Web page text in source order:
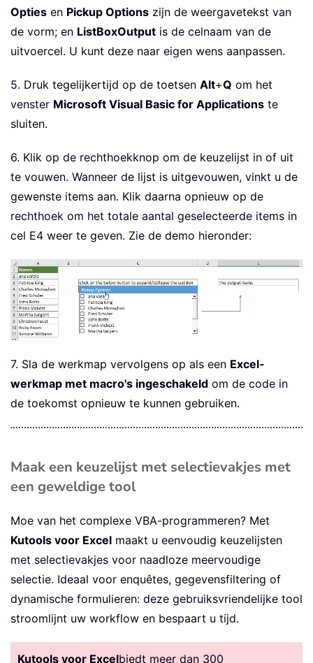
Next
Next I
End If
    xLstBox
. Visible =
False
    xSelShp
.TextFrame2.TextRange.
        xSelLst
= xLstBox.List (I ) &
End
If
Next I
If xSelLst <> "" Then
        Range
("ListBoxOutput"
        Range
("ListBoxOutput") = ""
End If
End
If
End
Sub
Opties en Pickup Options zijn de weergavetekst van
de vorm; en ListBoxOutput is de celnaam van de
uitvoercel. U kunt deze naar eigen wens aanpassen.
5. Druk tegelijkertijd op de toetsen Alt+Q om het
venster Microsoft Visual Basic for Applications te
sluiten.
6. Klik op de rechthoekknop om de keuzelijst in of uit
te vouwen. Wanneer de lijst is uitgevouwen, vinkt u de
gewenste items aan. Klik daarna opnieuw op de
rechthoek om het totale aantal geselecteerde items in
cel E4 weer te geven. Zie de demo hieronder:
7. Sla de werkmap vervolgens op als een Excel-
werkmap met macro's ingeschakeld om de code in
de toekomst opnieuw te kunnen gebruiken.
Maak een keuzelijst met selectievakjes met
een geweldige tool
Moe van het complexe VBA-programmeren? Met
Kutools voor Excel maakt u eenvoudig keuzelijsten
met selectievakjes voor naadloze meervoudige
selectie. Ideaal voor enquêtes, gegevensfiltering of
dynamische formulieren: deze gebruiksvriendelijke tool
stroomlijnt uw workflow en bespaart u tijd.
Kutools voor Excelbiedt meer dan 300